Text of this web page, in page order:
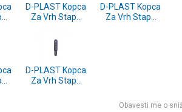
D-PLAST Kopca
Za Vrh Stapa
komad
D-PLAST Kopca
Za Vrh Stapa
D-PLAST Kopca
Za Vrh Stapa
Obavesti me o